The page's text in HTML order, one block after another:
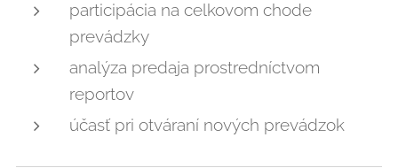
participácia na celkovom chode
prevádzky
analýza predaja prostredníctvom
reportov
účasť pri otváraní nových prevádzok